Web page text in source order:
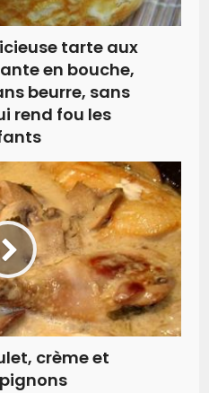
tarte aux
en bouche,
beurre, sans
rend fou les
crème et